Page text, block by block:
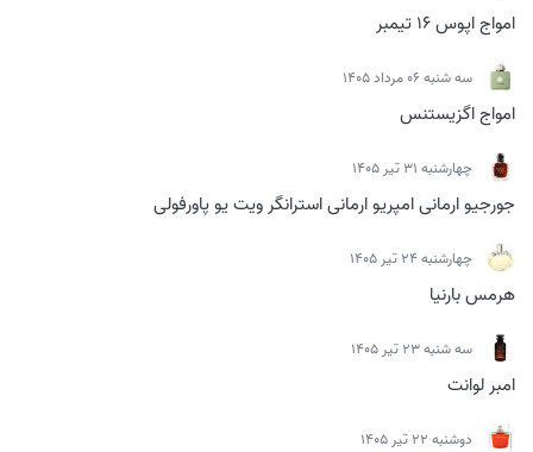
امواج اپوس 16 تیمبر
سه شنبه 06 مرداد 1405
امواج اگزیستنس
چهارشنبه 31 تیر 1405
جورجیو ارمانی امپریو ارمانی استرانگر ویت یو پاورفولی
چهارشنبه 24 تیر 1405
هرمس بارنیا
سه شنبه 23 تیر 1405
امبر لوانت
دوشنبه 22 تیر 1405